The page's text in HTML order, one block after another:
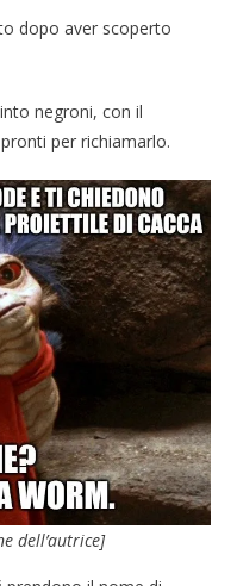
dopo aver scoperto
negroni, con il
per richiamarlo.
dell’autrice]